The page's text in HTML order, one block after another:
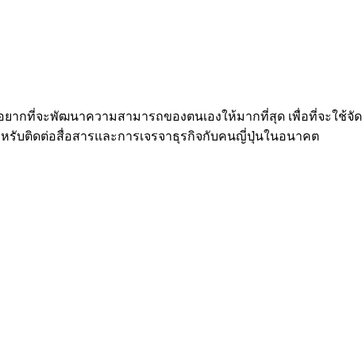
ยากที่จะพัฒนาความสามารถของตนเองให้มากที่สุด เพื่อที่จะใ
บติดต่อสื่อสารและการเจรจาธุรกิจกับคนญี่ปุ่นในอนาคต